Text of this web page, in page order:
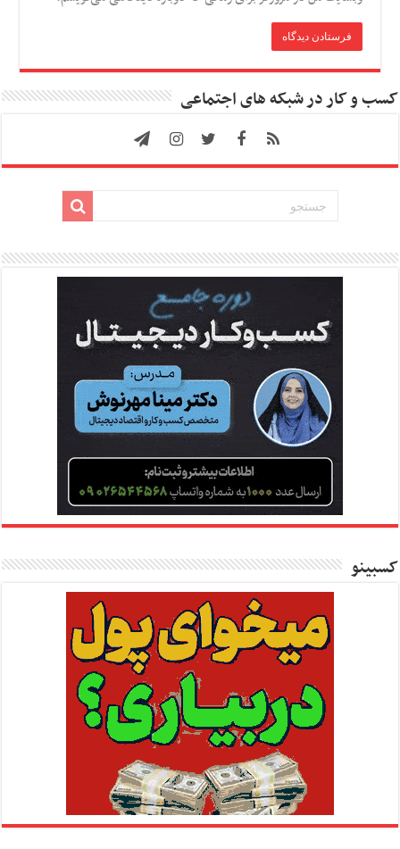
کسب و کار در شبکه های اجتماعی
کسبینو